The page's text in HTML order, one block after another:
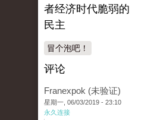
者经济时代脆弱的
民主
冒个泡吧！
评论
Franexpok (未验证)
星期一, 06/03/2019 - 23:10
永久连接